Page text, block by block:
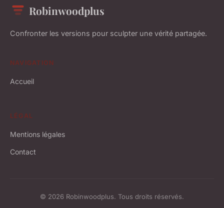
Robinwoodplus
Confronter les versions pour sculpter une vérité partagée.
NAVIGATION
Accueil
LÉGAL
Mentions légales
Contact
© 2026 Robinwoodplus. Tous droits réservés.